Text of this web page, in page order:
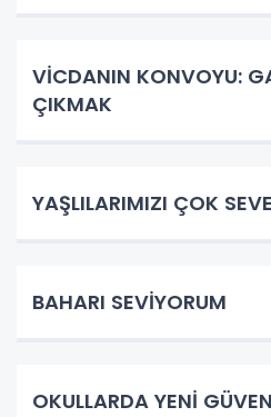
VİCDANIN KONVOYU:
ÇIKMAK
YAŞLILARIMIZI ÇOK
BAHARI SEVİYORUM
OKULLARDA YENİ